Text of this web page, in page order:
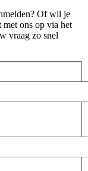
Of wil je
met ons op via het
vraag zo snel